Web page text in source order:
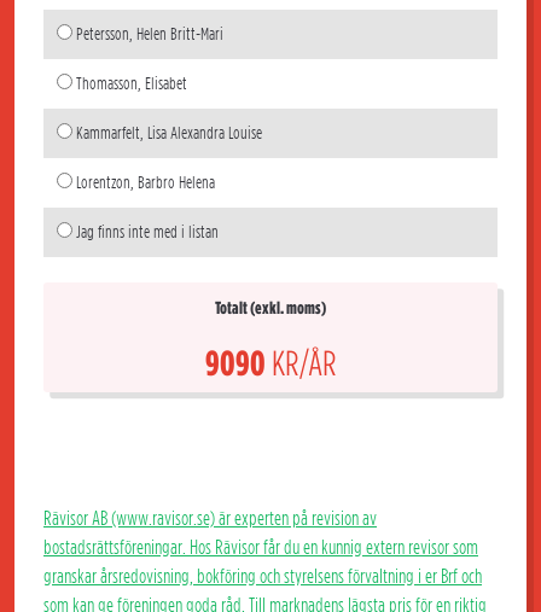
Petersson, Helen Britt-Mari
Thomasson, Elisabet
Kammarfelt, Lisa Alexandra Louise
Lorentzon, Barbro Helena
Jag finns inte med i listan
Totalt (exkl. moms)
9090 KR/ÅR
Rävisor AB (www.ravisor.se) är experten på revision av
bostadsrättsföreningar. Hos Rävisor får du en kunnig extern revisor som
granskar årsredovisning, bokföring och styrelsens förvaltning i er Brf och
som kan ge föreningen goda råd. Till marknadens lägsta pris för en riktig